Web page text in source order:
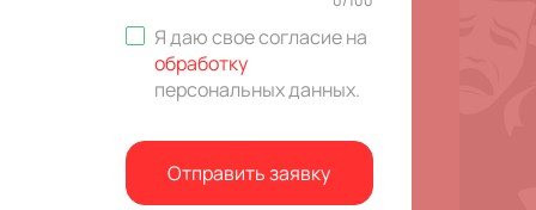
Я даю свое согласие на
обработку
персональных данных.
Отправить заявку